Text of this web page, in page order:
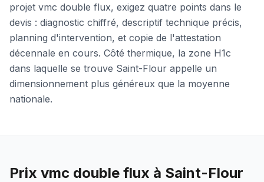
projet vmc double flux, exigez quatre points dans le
devis : diagnostic chiffré, descriptif technique précis,
planning d'intervention, et copie de l'attestation
décennale en cours. Côté thermique, la zone H1c
dans laquelle se trouve Saint-Flour appelle un
dimensionnement plus généreux que la moyenne
nationale.
Prix vmc double flux à Saint-Flour